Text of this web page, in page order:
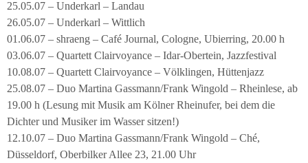
25.05.07 – Underkarl – Landau
26.05.07 – Underkarl – Wittlich
01.06.07 – shraeng – Café Journal, Cologne, Ubierring, 20.00 h
03.06.07 – Quartett Clairvoyance – Idar-Obertein, Jazzfestival
10.08.07 – Quartett Clairvoyance – Völklingen, Hüttenjazz
25.08.07 – Duo Martina Gassmann/Frank Wingold – Rheinlese, ab
19.00 h (Lesung mit Musik am Kölner Rheinufer, bei dem die
Dichter und Musiker im Wasser sitzen!)
12.10.07 – Duo Martina Gassmann/Frank Wingold – Ché,
Düsseldorf, Oberbilker Allee 23, 21.00 Uhr